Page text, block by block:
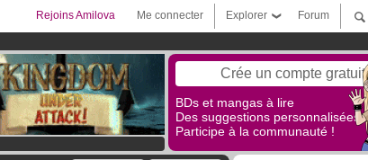
Forum
Explorer
Me connecter
Rejoins Amilova
Crée un compte gratuit
BDs et mangas à lire
Des suggestions personnalisées !
Participe à la communauté !